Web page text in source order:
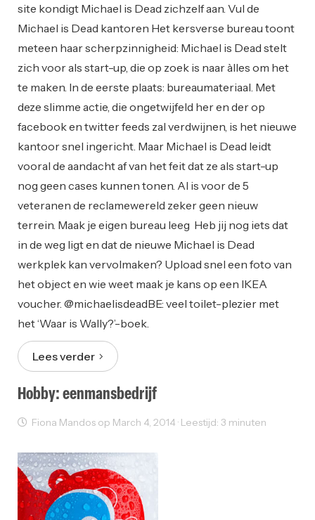
site kondigt Michael is Dead zichzelf aan. Vul de
Michael is Dead kantoren Het kersverse bureau toont
meteen haar scherpzinnigheid: Michael is Dead stelt
zich voor als start-up, die op zoek is naar àlles om het
te maken. In de eerste plaats: bureaumateriaal. Met
deze slimme actie, die ongetwijfeld her en der op
facebook en twitter feeds zal verdwijnen, is het nieuwe
kantoor snel ingericht. Maar Michael is Dead leidt
vooral de aandacht af van het feit dat ze als start-up
nog geen cases kunnen tonen. Al is voor de 5
veteranen de reclamewereld zeker geen nieuw
terrein. Maak je eigen bureau leeg Heb jij nog iets dat
in de weg ligt en dat de nieuwe Michael is Dead
werkplek kan vervolmaken? Upload snel een foto van
het object en wie weet maak je kans op een IKEA
voucher. @michaelisdeadBE: veel toilet-plezier met
het ‘Waar is Wally?’-boek.
Lees verder
Hobby: eenmansbedrijf
Fiona Mandos op March 4, 2014 · Leestijd: 3 minuten